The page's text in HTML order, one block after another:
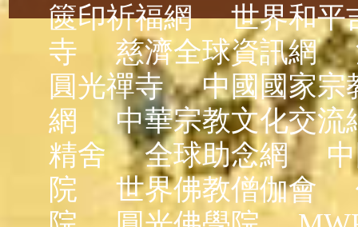
篋印祈福網
世界和平
寺
慈濟全球資訊網
圓光禪寺
中國國家宗
網
中華宗教文化交流
精舍
全球助念網
院
世界佛教僧伽會